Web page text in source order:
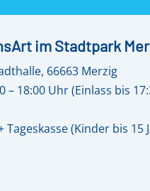
im Stadtpark
66663 Merzig
– 18:00 Uhr (Einlass bis
(Kinder bis 15